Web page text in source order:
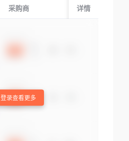
采购商 起运国/地区
详情
登录查看更多